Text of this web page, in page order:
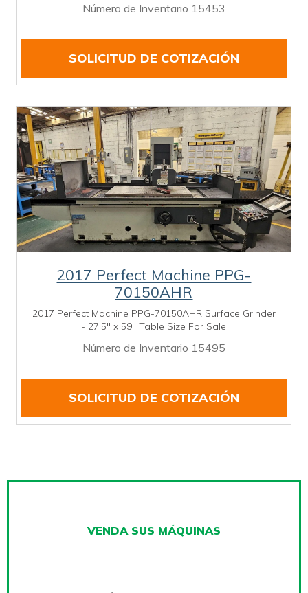
Número de Inventario 15453
SOLICITUD DE COTIZACIÓN
2017 Perfect Machine PPG-
70150AHR
2017 Perfect Machine PPG-70150AHR Surface Grinder
- 27.5'' x 59'' Table Size For Sale
Número de Inventario 15495
SOLICITUD DE COTIZACIÓN
VENDA SUS MÁQUINAS